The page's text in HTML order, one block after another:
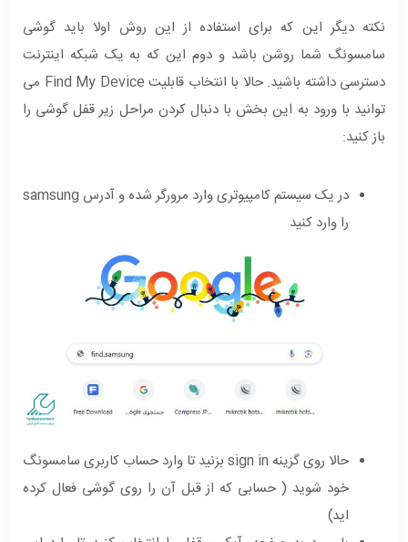
نکته دیگر این که برای استفاده از این روش اولا باید گوشی
سامسونگ شما روشن باشد و دوم این که به یک شبکه اینترنت
دسترسی داشته باشید. حالا با انتخاب قابلیت Find My Device می
توانید با ورود به این بخش با دنبال کردن مراحل زیر قفل گوشی را
باز کنید:
در یک سیستم کامپیوتری وارد مرورگر شده و آدرس samsung
را وارد کنید
حالا روی گزینه sign in بزنید تا وارد حساب کاربری سامسونگ
خود شوید ( حسابی که از قبل آن را روی گوشی فعال کرده
اید)